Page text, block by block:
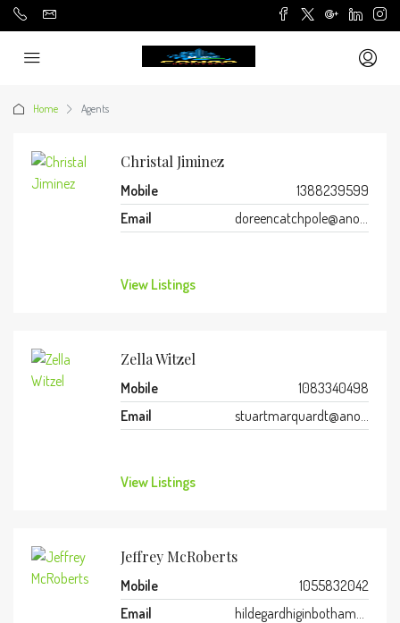
Home Agents
Christal Jiminez
Mobile
1388239599
Email
doreencatchpole@anonmails.de
View Listings
Zella Witzel
Mobile
1083340498
Email
stuartmarquardt@anonmails.de
View Listings
Jeffrey McRoberts
Mobile
1055832042
Email
hildegardhiginbotham3016@hotbird.giize.com